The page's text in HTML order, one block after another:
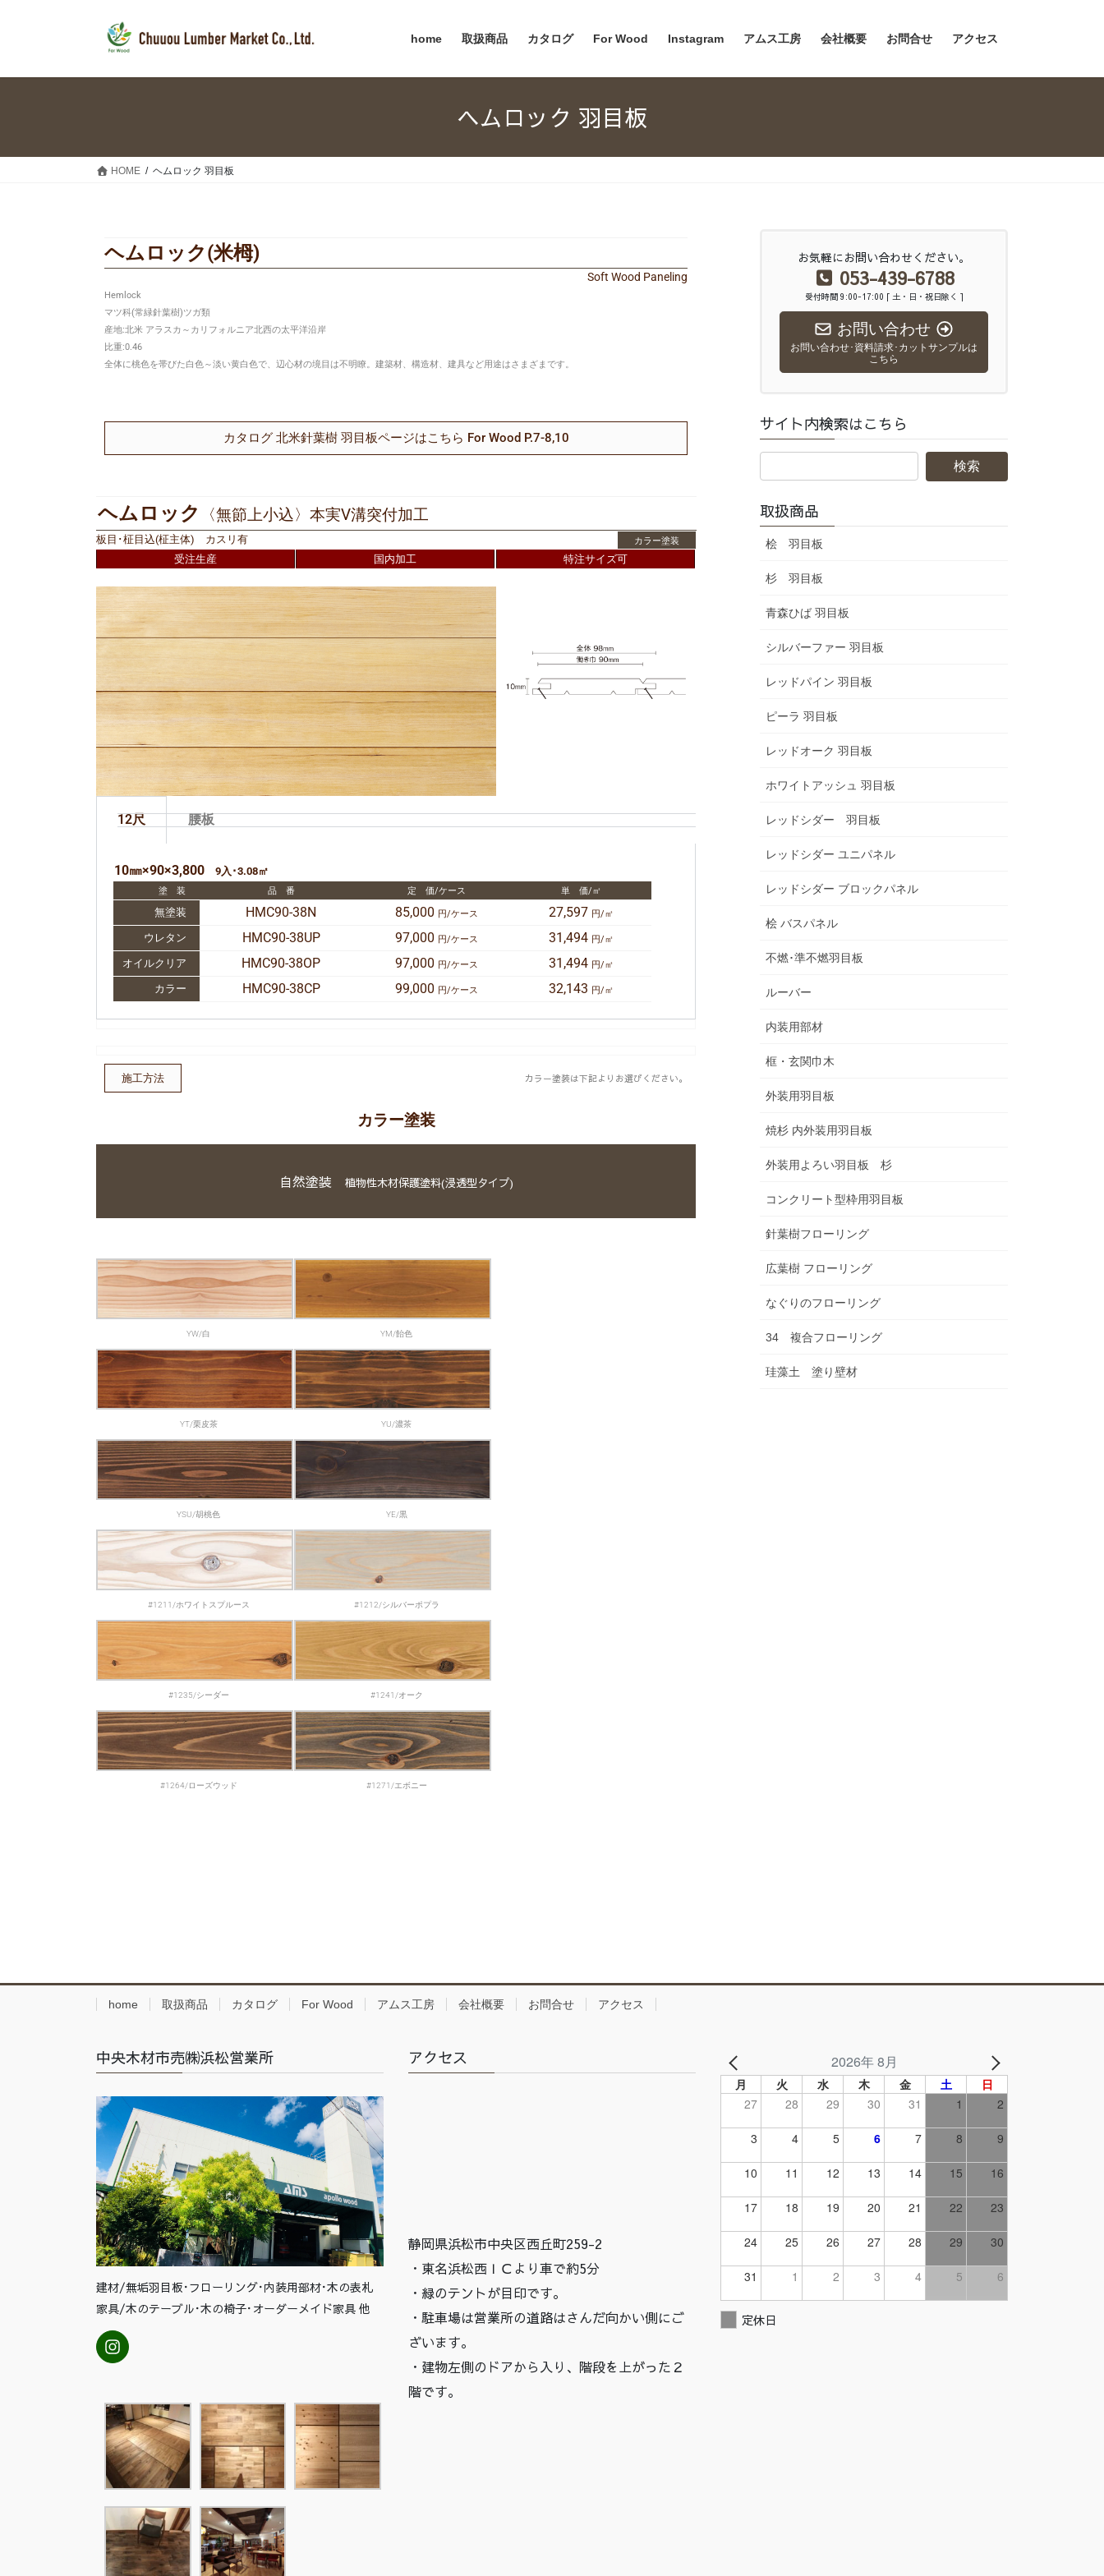
home 取扱商品 カタログ For Wood Instagram アムス工房 会社概要 お問合せ アクセス
ヘムロック 羽目板
HOME ヘムロック 羽目板
ヘムロック(米栂)
Soft Wood Paneling
Hemlock
マツ科(常緑針葉樹)ツガ類
産地:北米 アラスカ～カリフォルニア北西の太平洋沿岸
比重:0.46
全体に桃色を帯びた白色～淡い黄白色で、辺心材の境目は不明瞭。建築材、構造材、建具など用途はさまざまです。
カタログ 北米針葉樹 羽目板ページはこちら For Wood P.7-8,10
ヘムロック 〈無節上小込〉本実V溝突付加工
板目･柾目込(柾主体) カスリ有 カラー塗装
受注生産 国内加工 特注サイズ可
12尺 腰板
10㎜×90×3,800 9入･3.08㎡
塗 装 品 番 定 価/ケース 単 価/㎡
無塗装 HMC90-38N 85,000 円/ケース 27,597 円/㎡
ウレタン HMC90-38UP 97,000 円/ケース 31,494 円/㎡
オイルクリア HMC90-38OP 97,000 円/ケース 31,494 円/㎡
カラー HMC90-38CP 99,000 円/ケース 32,143 円/㎡
施工方法 カラー塗装は下記よりお選びください。
カラー塗装
自然塗装 植物性木材保護塗料(浸透型タイプ)
YW/白 YM/飴色
YT/栗皮茶 YU/濃茶
YSU/胡桃色 YE/黒
#1211/ホワイトスプルース #1212/シルバーポプラ
#1235/シーダー #1241/オーク
#1264/ローズウッド #1271/エボニー
お気軽にお問い合わせください。
053-439-6788
受付時間 9:00-17:00 [ 土・日・祝日除く ]
お問い合わせ
お問い合わせ･資料請求･カットサンプルは
こちら
サイト内検索はこちら
取扱商品
桧 羽目板
杉 羽目板
青森ひば 羽目板
シルバーファー 羽目板
レッドパイン 羽目板
ピーラ 羽目板
レッドオーク 羽目板
ホワイトアッシュ 羽目板
レッドシダー 羽目板
レッドシダー ユニパネル
レッドシダー ブロックパネル
桧 バスパネル
不燃･準不燃羽目板
ルーバー
内装用部材
框・玄関巾木
外装用羽目板
焼杉 内外装用羽目板
外装用よろい羽目板 杉
コンクリート型枠用羽目板
針葉樹フローリング
広葉樹 フローリング
なぐりのフローリング
34 複合フローリング
珪藻土 塗り壁材
home 取扱商品 カタログ For Wood アムス工房 会社概要 お問合せ アクセス
中央木材市売㈱浜松営業所
建材/無垢羽目板･フローリング･内装用部材･木の表札
家具/木のテーブル･木の椅子･オーダーメイド家具 他
アクセス
静岡県浜松市中央区西丘町259-2
・東名浜松西ＩＣより車で約5分
・緑のテントが目印です。
・駐車場は営業所の道路はさんだ向かい側にご
ざいます。
・建物左側のドアから入り、階段を上がった２
階です。
2026年 8月
月 火 水 木 金 土
日
27
28 29 30 31 1 2
3 4 5 6 7 8 9
10 11 12 13 14 15 16
17 18 19 20 21 22 23
24 25 26 27 28 29 30
31 1 2 3 4 5 6
定休日